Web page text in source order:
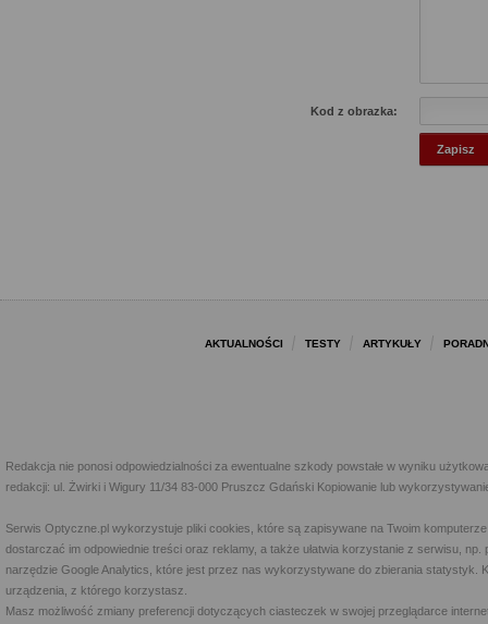
Kod z obrazka:
AKTUALNOŚCI TESTY ARTYKUŁY
Redakcja nie ponosi odpowiedzialności za ewentualne szkody powstałe w wyniku
redakcji: ul. Żwirki i Wigury 11/34 83-000 Pruszcz Gdański Kopiowanie lub
Serwis Optyczne.pl wykorzystuje pliki cookies, które są zapisywane na Twoim
dostarczać im odpowiednie treści oraz reklamy, a także ułatwia korzystanie z serwisu,
narzędzie Google Analytics, które jest przez nas wykorzystywane do zbierania statystyk.
urządzenia, z którego korzystasz.
Masz możliwość zmiany preferencji dotyczących ciasteczek w swojej przeglądarce